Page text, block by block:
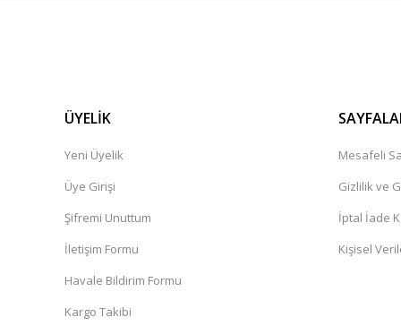
ÜYELİK
Yeni Üyelik
Üye Girişi
Şifremi Unuttum
İletişim Formu
Havale Bildirim Formu
Kargo Takibi
Mesafeli
Gizlilik ve
İptal İade
Kişisel